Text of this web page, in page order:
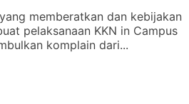
memberatkan dan kebijakan
pelaksanaan KKN in Campus
komplain dari...